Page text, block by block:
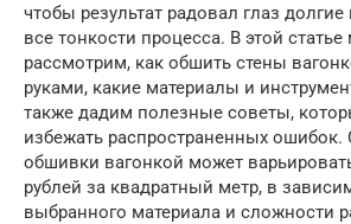
чтобы результат радовал глаз
все тонкости процесса. В этой
рассмотрим, как обшить стены
руками, какие материалы и
также дадим полезные советы,
избежать распространенных ошибок.
обшивки вагонкой может
рублей за квадратный метр, в
выбранного материала и сложности